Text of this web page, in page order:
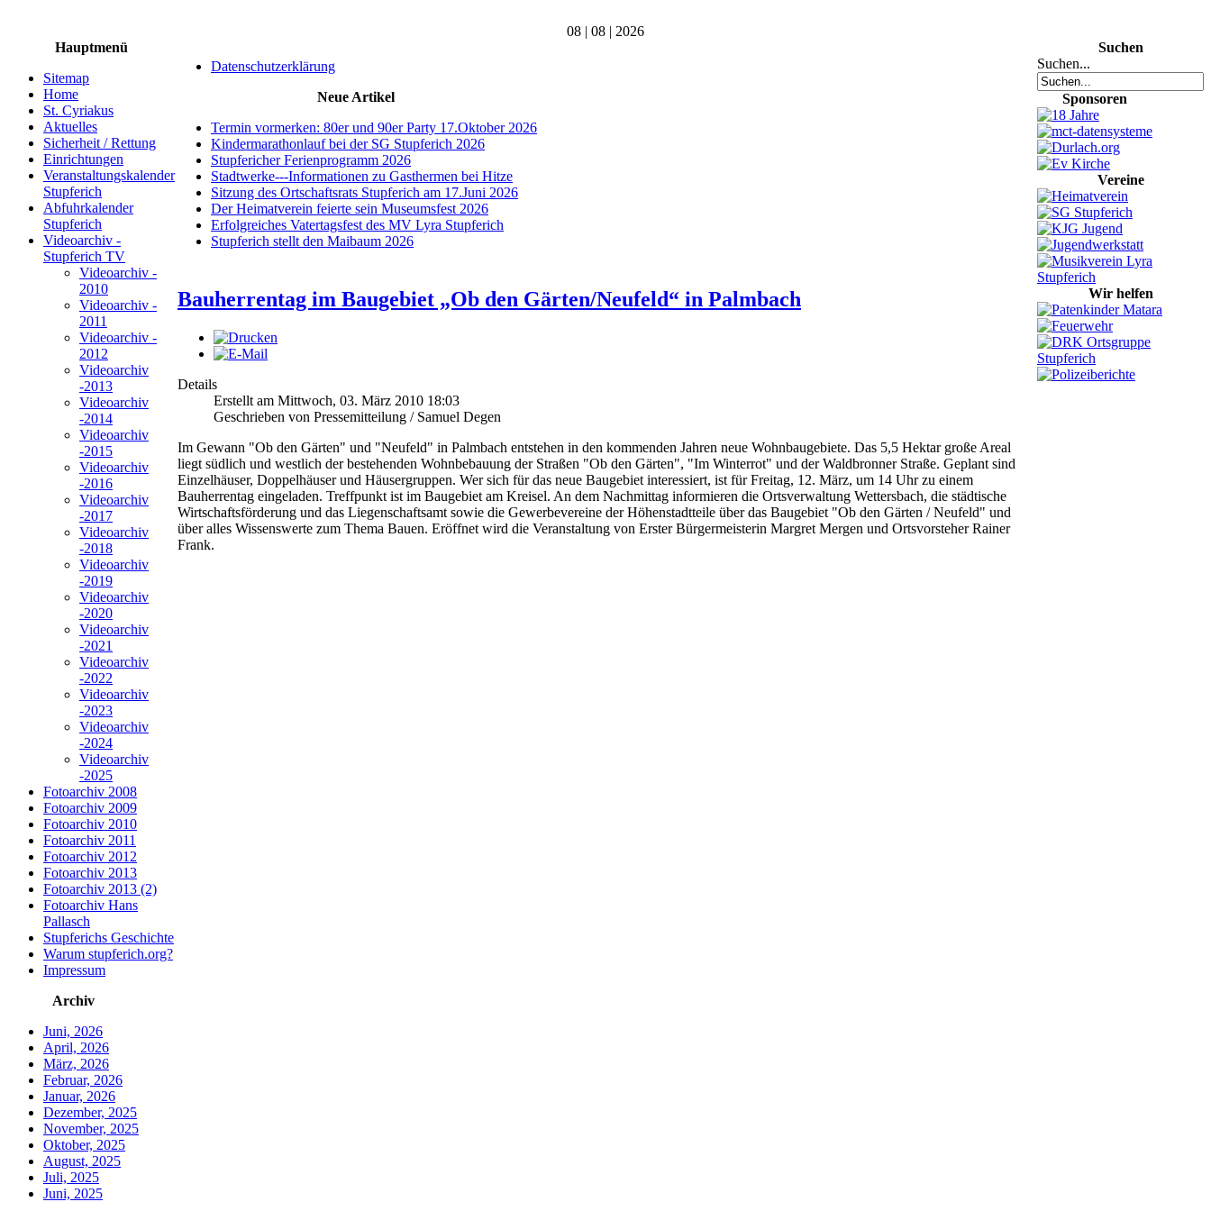
08 | 08 | 2026
Hauptmenü
Sitemap
Home
St. Cyriakus
Aktuelles
Sicherheit / Rettung
Einrichtungen
Veranstaltungskalender
Stupferich
Abfuhrkalender
Stupferich
Videoarchiv -
Stupferich TV
Videoarchiv -
2010
Videoarchiv -
2011
Videoarchiv -
2012
Videoarchiv
-2013
Videoarchiv
-2014
Videoarchiv
-2015
Videoarchiv
-2016
Videoarchiv
-2017
Videoarchiv
-2018
Videoarchiv
-2019
Videoarchiv
-2020
Videoarchiv
-2021
Videoarchiv
-2022
Videoarchiv
-2023
Videoarchiv
-2024
Videoarchiv
-2025
Fotoarchiv 2008
Fotoarchiv 2009
Fotoarchiv 2010
Fotoarchiv 2011
Fotoarchiv 2012
Fotoarchiv 2013
Fotoarchiv 2013 (2)
Fotoarchiv Hans
Pallasch
Stupferichs Geschichte
Warum stupferich.org?
Impressum
Archiv
Juni, 2026
April, 2026
März, 2026
Februar, 2026
Januar, 2026
Dezember, 2025
November, 2025
Oktober, 2025
August, 2025
Juli, 2025
Juni, 2025
Datenschutzerklärung
Neue Artikel
Termin vormerken: 80er und 90er Party 17.Oktober 2026
Kindermarathonlauf bei der SG Stupferich 2026
Stupfericher Ferienprogramm 2026
Stadtwerke---Informationen zu Gasthermen bei Hitze
Sitzung des Ortschaftsrats Stupferich am 17.Juni 2026
Der Heimatverein feierte sein Museumsfest 2026
Erfolgreiches Vatertagsfest des MV Lyra Stupferich
Stupferich stellt den Maibaum 2026
Bauherrentag im Baugebiet „Ob den Gärten/Neufeld“ in Palmbach
Details
Erstellt am Mittwoch, 03. März 2010 18:03
Geschrieben von Pressemitteilung / Samuel Degen
Im Gewann "Ob den Gärten" und "Neufeld" in Palmbach entstehen in den kommenden Jahren neue Wohnbaugebiete. Das 5,5 Hektar große Areal
liegt südlich und westlich der bestehenden Wohnbebauung der Straßen "Ob den Gärten", "Im Winterrot" und der Waldbronner Straße. Geplant sind
Einzelhäuser, Doppelhäuser und Häusergruppen. Wer sich für das neue Baugebiet interessiert, ist für Freitag, 12. März, um 14 Uhr zu einem
Bauherrentag eingeladen. Treffpunkt ist im Baugebiet am Kreisel. An dem Nachmittag informieren die Ortsverwaltung Wettersbach, die städtische
Wirtschaftsförderung und das Liegenschaftsamt sowie die Gewerbevereine der Höhenstadtteile über das Baugebiet "Ob den Gärten / Neufeld" und
über alles Wissenswerte zum Thema Bauen. Eröffnet wird die Veranstaltung von Erster Bürgermeisterin Margret Mergen und Ortsvorsteher Rainer
Frank.
Suchen
Suchen...
Sponsoren
Vereine
Wir helfen